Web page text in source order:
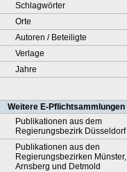
Schlagwörter
Orte
Autoren / Beteiligte
Verlage
Jahre
Weitere E-Pflichtsammlungen
Publikationen aus dem
Regierungsbezirk Düsseldorf
Publikationen aus den
Regierungsbezirken Münster,
Arnsberg und Detmold